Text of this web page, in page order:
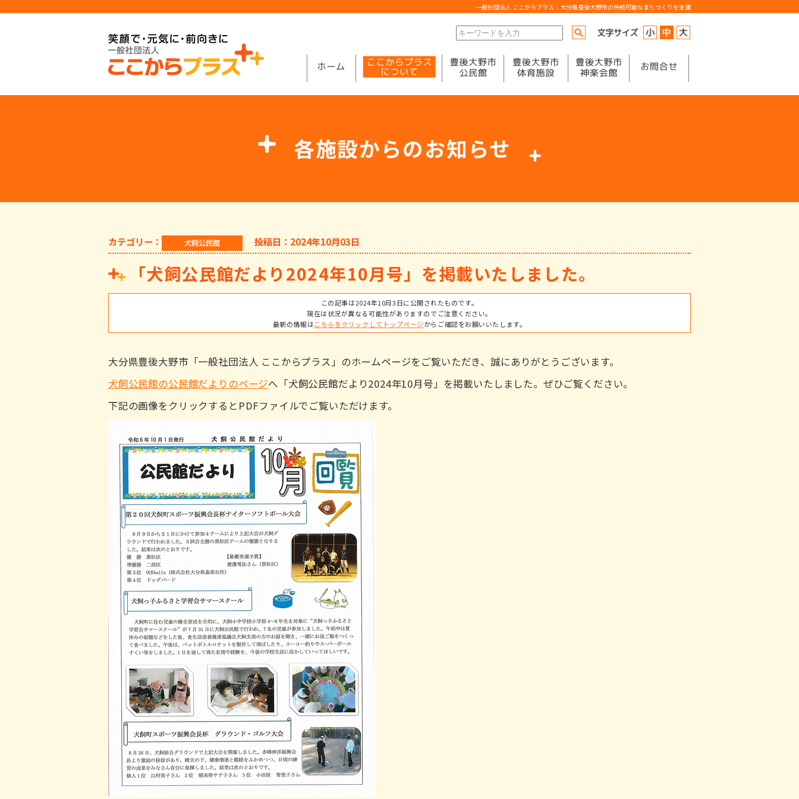
一般社団法人 ここからプラス｜大分県豊後大野市の持続可能なまちづくりを支援
各施設からのお知らせ
カテゴリー： 投稿日：2024年10月03日
「犬飼公民館だより2024年10月号」を掲載いたしました。
この記事は2024年10月3日に公開されたものです。
現在は状況が異なる可能性がありますのでご注意ください。
最新の情報はこちらをクリックしてトップページからご確認をお願いいたします。
大分県豊後大野市「一般社団法人 ここからプラス」のホームページをご覧いただき、誠にありがとうございます。
犬飼公民館の公民館だよりのページへ「犬飼公民館だより2024年10月号」を掲載いたしました。ぜひご覧ください。
下記の画像をクリックするとPDFファイルでご覧いただけます。